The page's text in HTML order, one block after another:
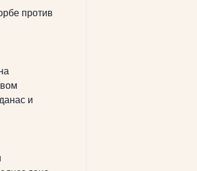
против
и